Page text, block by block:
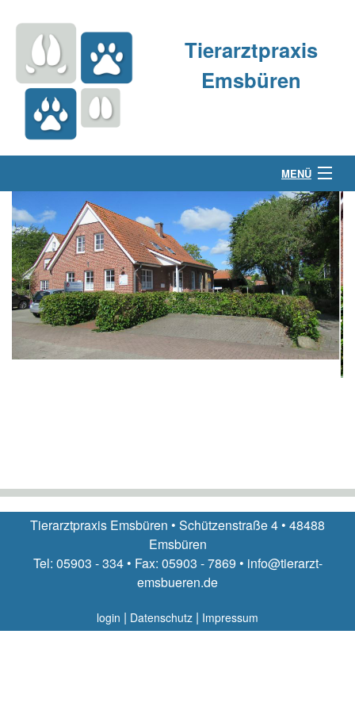
Tierarztpraxis
Emsbüren
MENÜ
Über uns
Kleintierpraxis
Großtierpraxis
Kontakt & Anfahrt
Tierarztpraxis Emsbüren • Schützenstraße 4 • 48488
Emsbüren
Tel: 05903 - 334 • Fax: 05903 - 7869 • info@tierarzt-
emsbueren.de
login | Datenschutz | Impressum